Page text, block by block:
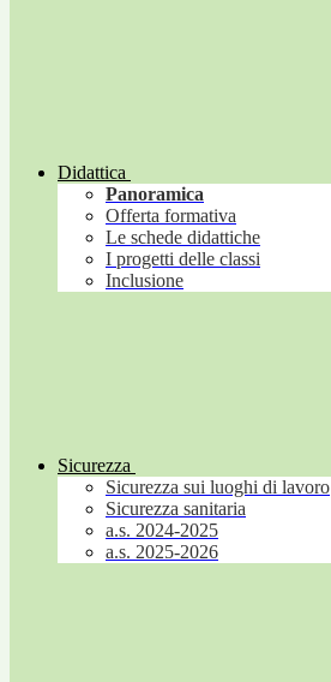
Didattica
Panoramica
Offerta formativa
Le schede didattiche
I progetti delle classi
Inclusione
Sicurezza
Sicurezza sui luoghi di lavoro
Sicurezza sanitaria
a.s. 2024-2025
a.s. 2025-2026